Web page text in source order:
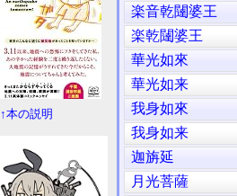
楽音乾闥婆王
楽乾闥婆王
華光如來
華光如来
我身如來
我身如来
迦旃延
月光菩薩
↑本の説明